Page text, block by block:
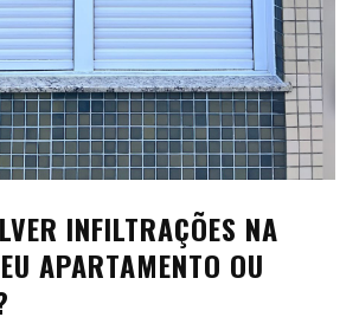
INFILTRAÇÕES NA
APARTAMENTO OU